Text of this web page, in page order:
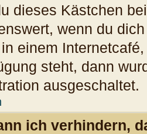
dieses Kästchen
wenn du
einem
steht, dann
ausgeschaltet.
ich verhindern,